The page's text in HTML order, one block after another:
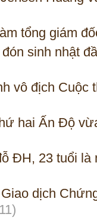
tổng giám
sinh nhật
vô địch Cuộc
hai Ấn Độ
ĐH, 23 tuổi
dịch